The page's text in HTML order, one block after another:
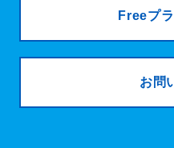
Freeプ
お問